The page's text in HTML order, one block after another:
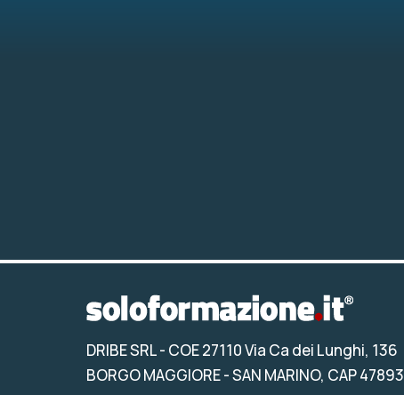
DRIBE SRL- COE 27110 Via Ca dei Lunghi, 136
BORGO MAGGIORE - SAN MARINO, CAP 47893